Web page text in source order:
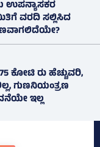
ಉಪನ್ಯಾಸಕರ
ವರದಿ ಸಲ್ಲಿಸಿದ
ಕೋಟಿ ರು ಹೆಚ್ಚುವರಿ,
ಗುಣನಿಯಂತ್ರಣ
ಇಲ್ಲ